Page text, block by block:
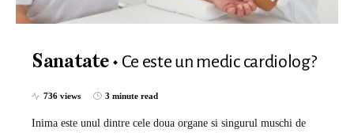
Sanatate Ce este un medic cardiolog?
736 views 3 minute read
Inima este unul dintre cele doua organe si singurul muschi de